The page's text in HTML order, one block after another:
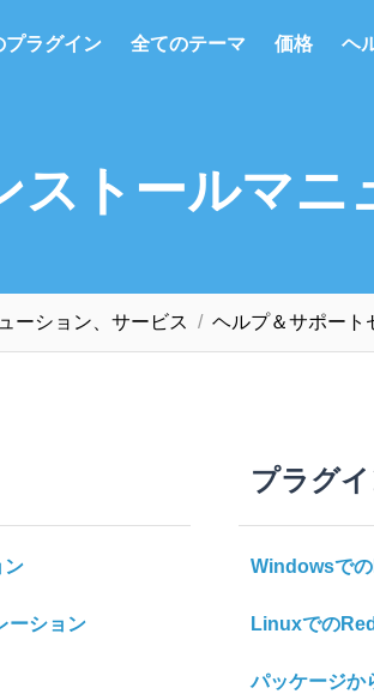
プラグイン 全てのテーマ 価格 ヘ
ストールマニ
ーション、サービス ヘルプ＆サポート
ン
ーション
プラグ
Windowsで
Linuxでの
パッケージか